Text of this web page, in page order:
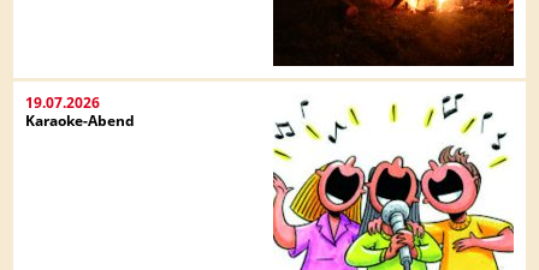
19.07.2026
Karaoke-Abend